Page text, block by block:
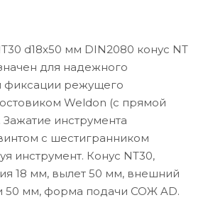
d18x50 мм DIN2080 конус NT
для надежного
фиксации режущего
Weldon (с прямой
инструмента
с шестигранником
инструмент. Конус NT30,
18 мм, вылет 50 мм, внешний
50 мм, форма подачи СОЖ AD.